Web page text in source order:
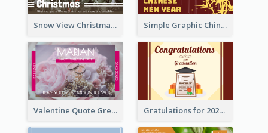
Snow View Christmas Card With Simple Design Simple Graphic Chinese New Year In Red And Yellow
Valentine Quote Greeting Card Gratulations for 2020 Graduation Greeting Card